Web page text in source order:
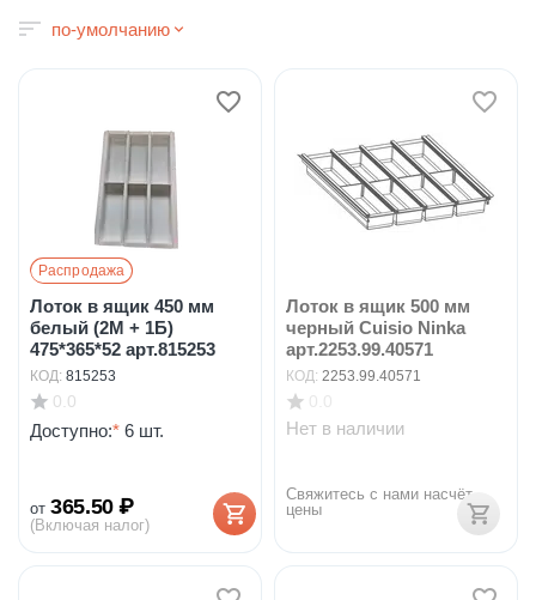
по-умолчанию
Распродажа
Лоток в ящик 450 мм
белый (2М + 1Б)
475*365*52 арт.815253
КОД: 815253
0.0
Доступно:* 6 шт.
от 365.50 ₽
(Включая налог)
Лоток в ящик 500 мм
черный Cuisio Ninka
арт.2253.99.40571
КОД: 2253.99.40571
Нет в наличии
Свяжитесь с нами насчёт
цены